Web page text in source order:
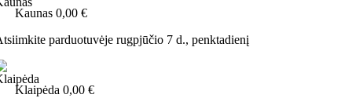
Kaunas 0,00 €
parduotuvėje rugpjūčio 7 d., penktadienį
Klaipėda 0,00 €